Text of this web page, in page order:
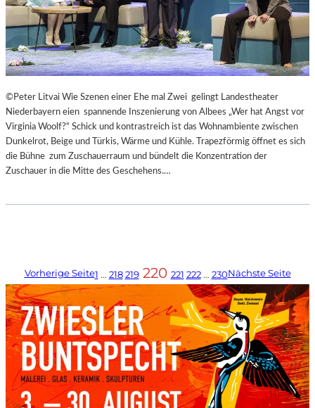
©Peter Litvai Wie Szenen einer Ehe mal Zwei gelingt Landestheater
Niederbayern eien spannende Inszenierung von Albees „Wer hat Angst vor
Virginia Woolf?“ Schick und kontrastreich ist das Wohnambiente zwischen
Dunkelrot, Beige und Türkis, Wärme und Kühle. Trapezförmig öffnet es sich
die Bühne zum Zuschauerraum und bündelt die Konzentration der
Zuschauer in die Mitte des Geschehens.…
Vorherige Seite1 … 218 219 220 221 222 … 230Nächste Seite